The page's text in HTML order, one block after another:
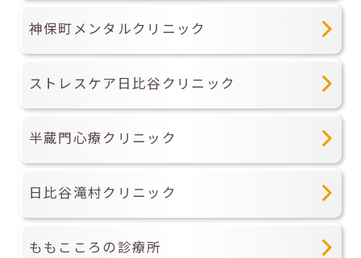
神保町メンタルクリニック
ストレスケア日比谷クリニック
半蔵門心療クリニック
日比谷滝村クリニック
ももこころの診療所